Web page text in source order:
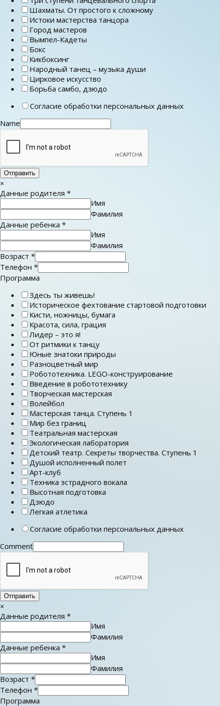
Шахматы. От простого к сложному
Истоки мастерства танцора
Город мастеров
Вымпел-Кадеты
Бокс
Кикбоксинг
Народный танец – музыка души
Цирковое искусство
Борьба самбо, дзюдо
Согласие обработки персональных данных
Name
Отправить
×
Данные родителя *
Имя
Фамилия
Данные ребенка *
Имя
Фамилия
Возраст *
Телефон *
Программа
Здесь ты живешь!
Историческое фехтование стартовой подготовки
Кисти, ножницы, бумага
Красота, сила, грация
Лидер – это я!
От ритмики к танцу
Юные знатоки природы
Разноцветный мир
Робототехника. LEGO-конструирование
Введение в робототехнику
Творческая мастерская
Волейбол
Мастерская танца. Ступень 1
Мир без границ
Театральная мастерская
Экологическая лаборатория
Детский театр. Секреты творчества. Ступень 1
Душой исполненный полет
Арт-клуб
Техника эстрадного вокала
Высотная подготовка
Дзюдо
Легкая атлетика
Согласие обработки персональных данных
Comment
Отправить
×
Данные родителя *
Имя
Фамилия
Данные ребенка *
Имя
Фамилия
Возраст *
Телефон *
Программа